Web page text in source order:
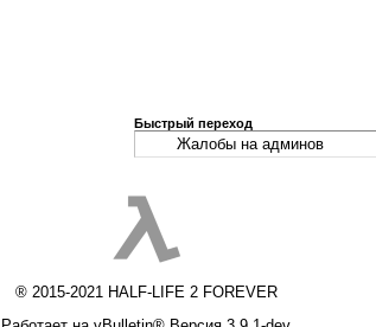
Быстрый переход
® 2015-2021 HALF-LIFE 2 FOREVER